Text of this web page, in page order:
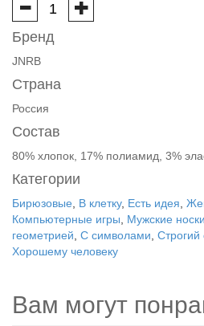
Бренд
JNRB
Страна
Россия
Состав
80% хлопок, 17% полиамид, 3%
Категории
Бирюзовые В клетку, Есть идея
Компьютерные игры
Мужские носки
геометрией С символами Строгий
Хорошему человеку
Вам могут